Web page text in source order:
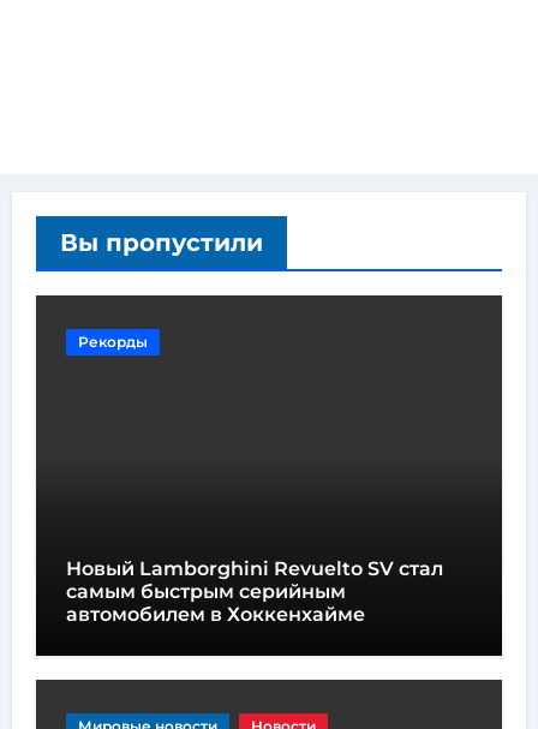
Вы пропустили
Рекорды
Новый Lamborghini Revuelto SV стал
самым быстрым серийным
автомобилем в Хоккенхайме